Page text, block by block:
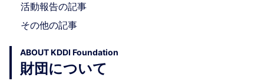
活動報告の記事
その他の記事
ABOUT KDDI Foundation
財団について